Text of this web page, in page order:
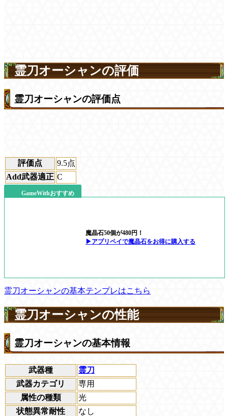
霊刀オーシャンの評価
霊刀オーシャンの評価点
評価点 9.5点
Add武器適正 C
GameWithおすすめ
魔晶石50個が480円！
▶アプリペイで魔晶石をお得に購入する
霊刀オーシャンの基本テンプレはこちら
霊刀オーシャンの性能
霊刀オーシャンの基本情報
武器種
霊刀
武器カテゴリ
専用
属性の種類
光
状態異常耐性
なし